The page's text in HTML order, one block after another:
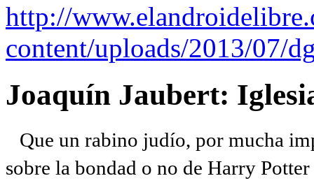
http://
content/uploads/2013/07/
Joaquín Jaubert:
Que un rabino judío, por mucha
sobre la bondad o no de Harry